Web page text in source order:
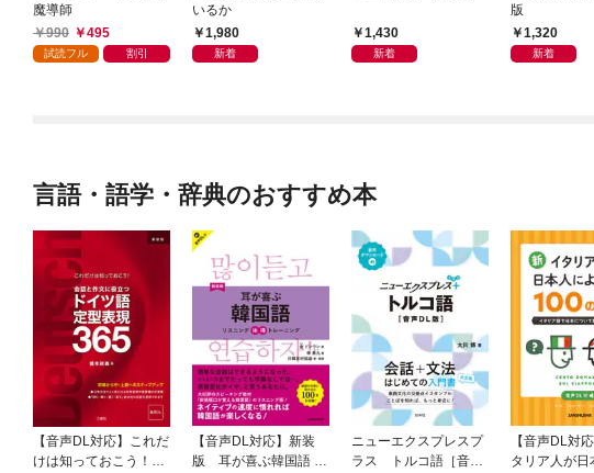
魔導師
990
495
試読フル 割引
いるか
1,980
新着
1,430
新着
版
1,320
新着
言語・語学・辞典のおすすめ本
【音声DL対応】これだ
けは知っておこう！
【音声DL対応】新装
版 耳が喜ぶ韓国語 リ
ニューエクスプレスプ
ラス トルコ語［音声
【音声DL対
タリア人が日